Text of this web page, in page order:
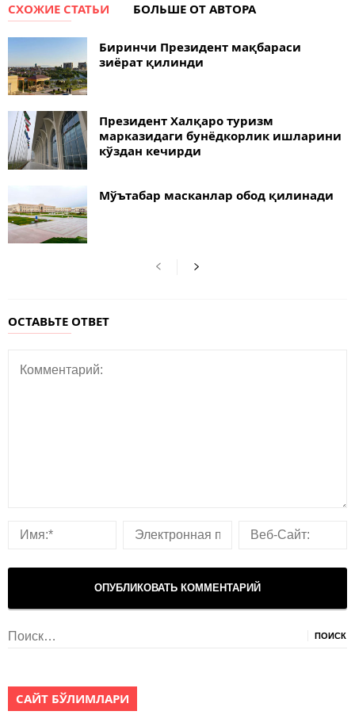
СХОЖИЕ СТАТЬИ БОЛЬШЕ ОТ АВТОРА
Биринчи Президент мақбараси
зиёрат қилинди
Президент Халқаро туризм
марказидаги бунёдкорлик ишларини
кўздан кечирди
Мўътабар масканлар обод қилинади
ОСТАВЬТЕ ОТВЕТ
Найти:
САЙТ БЎЛИМЛАРИ